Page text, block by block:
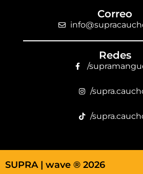
Correo
Redes
/
/
/
SUPRA | wave ® 2026